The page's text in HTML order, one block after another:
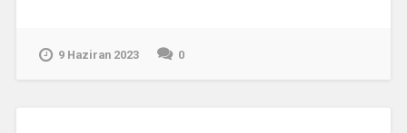
9 Haziran 2023 0